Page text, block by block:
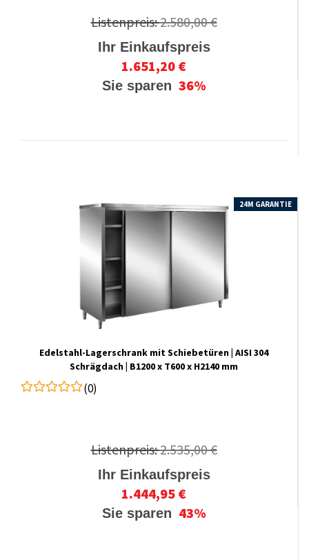
Listenpreis:2.580,00 €
Ihr Einkaufspreis
1.651,20 €
Sie sparen 36%
24M GARANTIE
Edelstahl-​Lagerschrank mit Schiebetüren | AISI 304
Schrägdach | B1200 x T600 x H2140 mm
(0)
Listenpreis:2.535,00 €
Ihr Einkaufspreis
1.444,95 €
Sie sparen 43%